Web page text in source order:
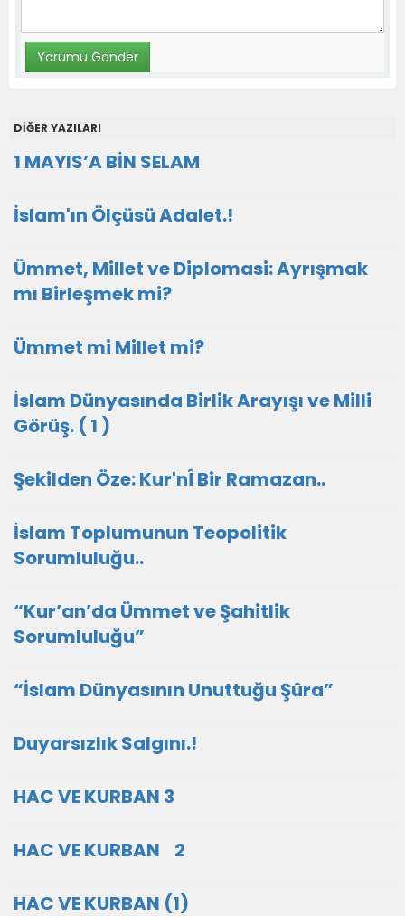
DİĞER YAZILARI
1 MAYIS’A BİN SELAM
İslam'ın Ölçüsü Adalet.!
Ümmet, Millet ve Diplomasi: Ayrışmak
mı Birleşmek mi?
Ümmet mi Millet mi?
İslam Dünyasında Birlik Arayışı ve Milli
Görüş. ( 1 )
Şekilden Öze: Kur'nÎ Bir Ramazan..
İslam Toplumunun Teopolitik
Sorumluluğu..
“Kur’an’da Ümmet ve Şahitlik
Sorumluluğu”
“İslam Dünyasının Unuttuğu Şûra”
Duyarsızlık Salgını.!
HAC VE KURBAN 3
HAC VE KURBAN 2
HAC VE KURBAN (1)